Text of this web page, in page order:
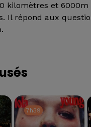
kilomètres et 6000m
Il répond aux
7h39
7h39